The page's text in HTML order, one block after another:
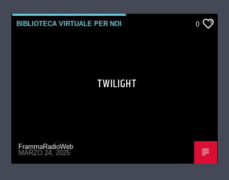
BIBLIOTECA VIRTUALE PER NOI 0
TWILIGHT
FrammaRadioWeb
MARZO 24, 2025